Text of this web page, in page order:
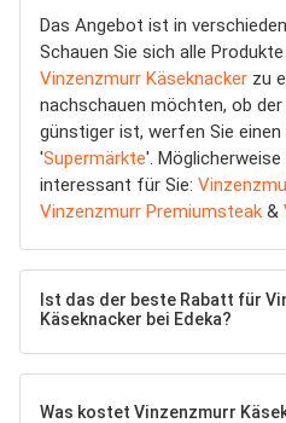
Das Angebot ist in
Schauen Sie sich alle
Vinzenzmurr Käseknacker zu
nachschauen möchten, ob
günstiger ist, werfen Sie
'Supermärkte'.
interessant für Sie:
Vinzenzmurr Premiumsteak &
Ist das der beste Rabatt für
Käseknacker bei Edeka?
Was kostet Vinzenzmurr